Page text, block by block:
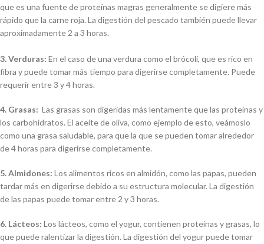
que es una fuente de proteínas magras generalmente se digiere más
rápido que la carne roja. La digestión del pescado también puede llevar
aproximadamente 2 a 3 horas.
3. Verduras: En el caso de una verdura como el brócoli, que es rico en
fibra y puede tomar más tiempo para digerirse completamente. Puede
requerir entre 3 y 4 horas.
4. Grasas: Las grasas son digeridas más lentamente que las proteínas y
los carbohidratos. El aceite de oliva, como ejemplo de esto, veámoslo
como una grasa saludable, para que la que se pueden tomar alrededor
de 4 horas para digerirse completamente.
5. Almidones: Los alimentos ricos en almidón, como las papas, pueden
tardar más en digerirse debido a su estructura molecular. La digestión
de las papas puede tomar entre 2 y 3 horas.
6. Lácteos: Los lácteos, como el yogur, contienen proteínas y grasas, lo
que puede ralentizar la digestión. La digestión del yogur puede tomar